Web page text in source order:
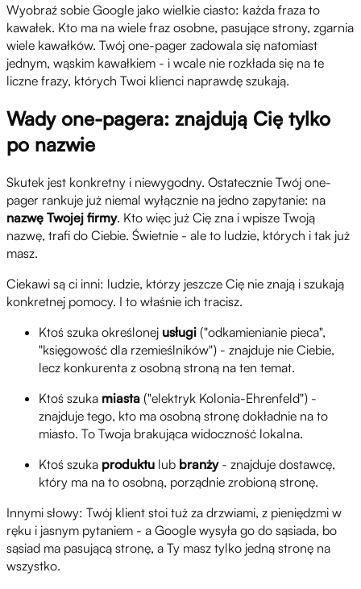
Wyobraź sobie Google jako wielkie ciasto: każda fraza to
kawałek. Kto ma na wiele fraz osobne, pasujące strony, zgarnia
wiele kawałków. Twój one-pager zadowala się natomiast
jednym, wąskim kawałkiem - i wcale nie rozkłada się na te
liczne frazy, których Twoi klienci naprawdę szukają.
Wady one-pagera: znajdują Cię tylko
po nazwie
Skutek jest konkretny i niewygodny. Ostatecznie Twój one-
pager rankuje już niemal wyłącznie na jedno zapytanie: na
nazwę Twojej firmy. Kto więc już Cię zna i wpisze Twoją
nazwę, trafi do Ciebie. Świetnie - ale to ludzie, których i tak już
masz.
Ciekawi są ci inni: ludzie, którzy jeszcze Cię nie znają i szukają
konkretnej pomocy. I to właśnie ich tracisz.
Ktoś szuka określonej usługi ("odkamienianie pieca",
"księgowość dla rzemieślników") - znajduje nie Ciebie,
lecz konkurenta z osobną stroną na ten temat.
Ktoś szuka miasta ("elektryk Kolonia-Ehrenfeld") -
znajduje tego, kto ma osobną stronę dokładnie na to
miasto. To Twoja brakująca widoczność lokalna.
Ktoś szuka produktu lub branży- znajduje dostawcę,
który ma na to osobną, porządnie zrobioną stronę.
Innymi słowy: Twój klient stoi tuż za drzwiami, z pieniędzmi w
ręku i jasnym pytaniem - a Google wysyła go do sąsiada, bo
sąsiad ma pasującą stronę, a Ty masz tylko jedną stronę na
wszystko.